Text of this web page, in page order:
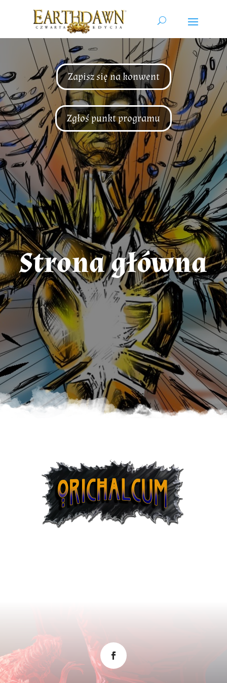
Zapisz się na konwent
Zgłoś punkt programu
Strona główna